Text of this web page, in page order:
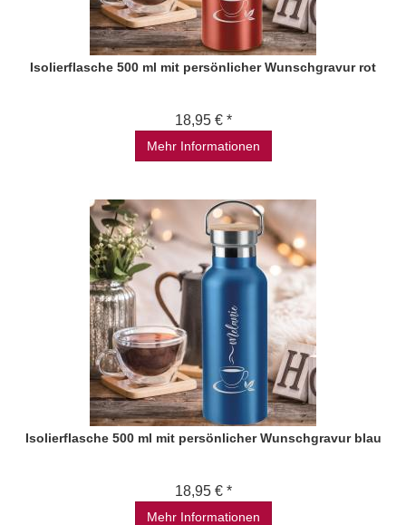
Isolierflasche 500 ml mit persönlicher Wunschgravur rot
18,95 € *
Mehr Informationen
Isolierflasche 500 ml mit persönlicher Wunschgravur blau
18,95 € *
Mehr Informationen